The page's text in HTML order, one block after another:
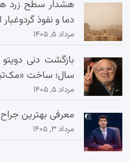
هشدار سطح زرد
دما و نفوذ
مرداد ۵, ۱۴۰۵
سال؛ ساخت
مرداد ۵, ۱۴۰۵
معرفی بهترین جراح
مرداد ۳, ۱۴۰۵